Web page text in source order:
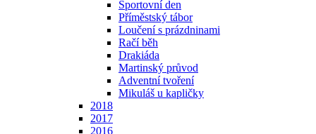
Sportovní den
Příměstský tábor
Loučení s prázdninami
Račí běh
Drakiáda
Martinský průvod
Adventní tvoření
Mikuláš u kapličky
2018
2017
2016